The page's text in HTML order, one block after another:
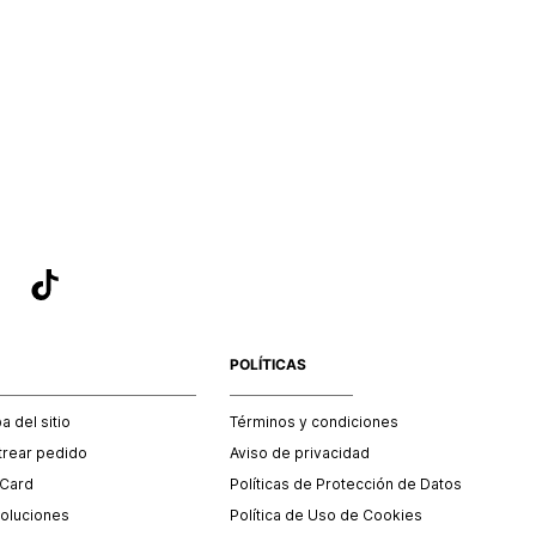
del sitio
pedido
POLÍTICAS
Términos y condiciones
Aviso de privacidad
Políticas de Protección de Datos
Política de Uso de Cookies